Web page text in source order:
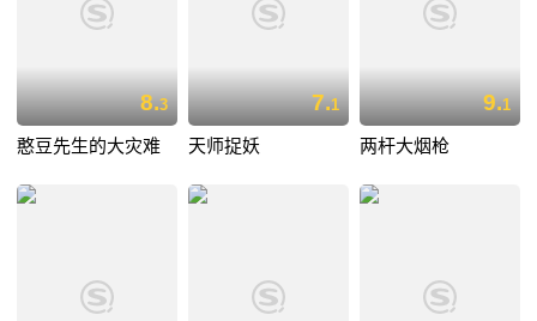
8.3
憨豆先生的大灾难
7.1
天师捉妖
9.1
两杆大烟枪